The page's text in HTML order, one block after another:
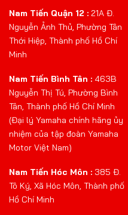
Nam Tiến Quận 12 : 21A Đ.
Nguyễn Ảnh Thủ, Phường Tân
Thới Hiệp, Thành phố Hồ Chí
Minh
Nam Tiến Bình Tân : 463B
Nguyễn Thị Tú, Phường Bình
Tân, Thành phố Hồ Chí Minh
(Đại lý Yamaha chính hãng ủy
nhiệm của tập đoàn Yamaha
Motor Việt Nam)
Nam Tiến Hóc Môn : 385 Đ.
Tô Ký, Xã Hóc Môn, Thành phố
Hồ Chí Minh